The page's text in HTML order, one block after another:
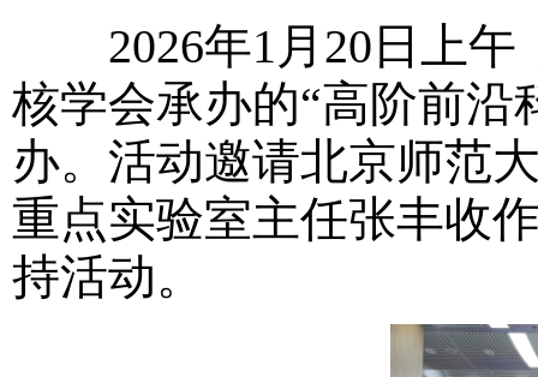
2026年1月20日上午
核学会承办的“高阶前
办。活动邀请北京师范
重点实验室主任张丰收
持活动。